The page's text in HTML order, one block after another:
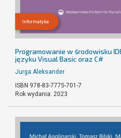
Informatyka
Programowanie w środowisku
języku Visual Basic oraz C#
Jurga Aleksander
ISBN 978-83-7775-701-7
Rok wydania: 2023